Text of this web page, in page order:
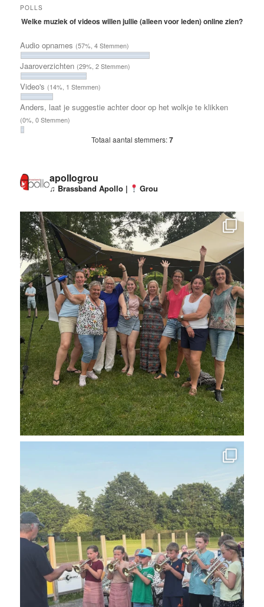
POLLS
Welke muziek of videos willen jullie (alleen voor leden) online zien?
Audio opnames (57%, 4 Stemmen)
Jaaroverzichten (29%, 2 Stemmen)
Video's (14%, 1 Stemmen)
Anders, laat je suggestie achter door op het wolkje te klikken
(0%, 0 Stemmen)
Totaal aantal stemmers:7
apollogrou
♫ Brassband Apollo | Grou